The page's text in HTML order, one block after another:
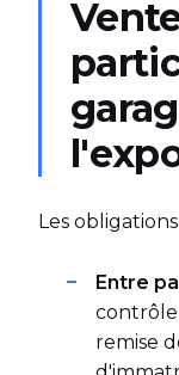
Les
Entre
remise